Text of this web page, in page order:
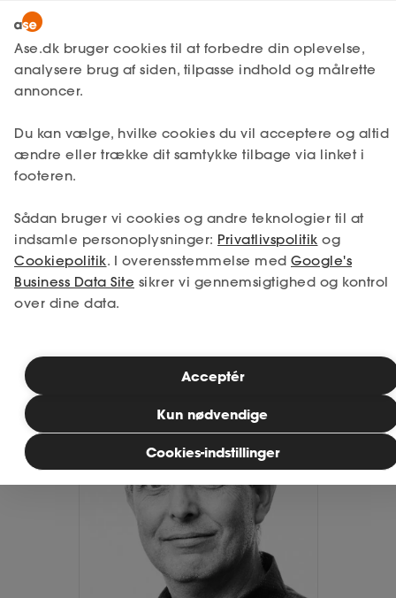
MitAse
Ase Selvstændig
Dokumenter.dk
Lønmodtager
A-kasse
Fagforening
Lønsikring
Få svar
Selvstændig
Studerende
Bliv medlem
Ase Selvstændig
Dokumenter.dk
Lønmodtager Kontakt os
Ase Nordjylland
Ølgodvej 13
Bemærk, at al post skal sendes til Ase, Frederikskaj 4,
2450 København SV.
Åbent efter aftale
Vis på kort/ruteplan
Ase.dk bruger cookies til at forbedre din oplevelse,
analysere brug af siden, tilpasse indhold og målrette
annoncer.
Du kan vælge, hvilke cookies du vil acceptere og altid
ændre eller trække dit samtykke tilbage via linket i
footeren.
Sådan bruger vi cookies og andre teknologier til at
indsamle personoplysninger: Privatlivspolitik og
Cookiepolitik. I overensstemmelse med Google's
Business Data Site sikrer vi gennemsigtighed og kontrol
over dine data.
Cookies-indstillinger
Kun nødvendige
Acceptér